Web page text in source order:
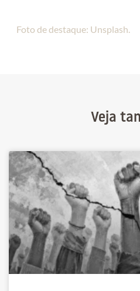
Foto de destaque: Unsplash.
Veja